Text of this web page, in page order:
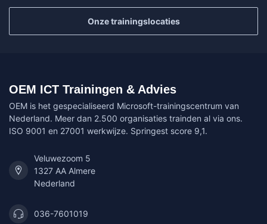
Onze trainingslocaties
OEM ICT Trainingen & Advies
OEM is het gespecialiseerd Microsoft-trainingscentrum van
Nederland. Meer dan 2.500 organisaties trainden al via ons.
ISO 9001 en 27001 werkwijze. Springest score 9,1.
Veluwezoom 5
1327 AA Almere
Nederland
036-7601019